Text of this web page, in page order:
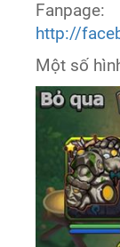
Fanpage:
http://
Một số